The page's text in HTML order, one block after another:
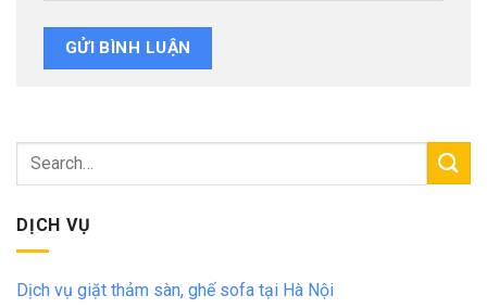
DỊCH VỤ
Dịch vụ giặt thảm sàn, ghế sofa tại Hà Nội